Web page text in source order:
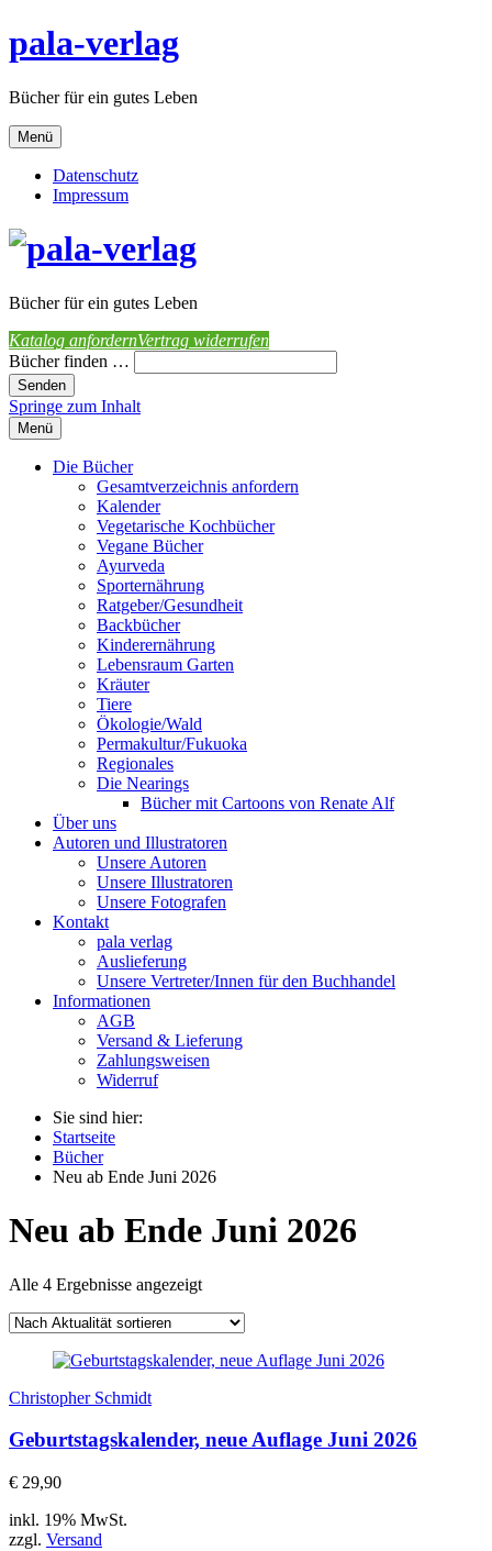
pala-verlag
Bücher für ein gutes Leben
Menü
Datenschutz
Impressum
Bücher für ein gutes Leben
Katalog anfordernVertrag widerrufen
Bücher finden …
Springe zum Inhalt
Menü
Die Bücher
Gesamtverzeichnis anfordern
Kalender
Vegetarische Kochbücher
Vegane Bücher
Ayurveda
Sporternährung
Ratgeber/Gesundheit
Backbücher
Kinderernährung
Lebensraum Garten
Kräuter
Tiere
Ökologie/Wald
Permakultur/Fukuoka
Regionales
Die Nearings
Bücher mit Cartoons von Renate Alf
Über uns
Autoren und Illustratoren
Unsere Autoren
Unsere Illustratoren
Unsere Fotografen
Kontakt
pala verlag
Auslieferung
Unsere Vertreter/Innen für den Buchhandel
Informationen
AGB
Versand & Lieferung
Zahlungsweisen
Widerruf
Sie sind hier:
Startseite
Bücher
Neu ab Ende Juni 2026
Neu ab Ende Juni 2026
Alle 4 Ergebnisse angezeigt
Christopher Schmidt
Geburtstagskalender, neue Auflage Juni 2026
€ 29,90
inkl. 19% MwSt.
zzgl. Versand